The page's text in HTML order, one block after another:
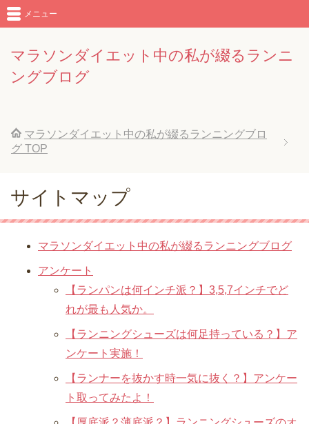
マラソンダイエット中の私が綴るランニ
ングブログ
メニュー
マラソンダイエット中の私が綴るランニングブロ
グ TOP
サイトマップ
マラソンダイエット中の私が綴るランニングブログ
アンケート
【ランパンは何インチ派？】3,5,7インチでど
れが最も人気か。
【ランニングシューズは何足持っている？】ア
ンケート実施！
【ランナーを抜かす時一気に抜く？】アンケー
ト取ってみたよ！